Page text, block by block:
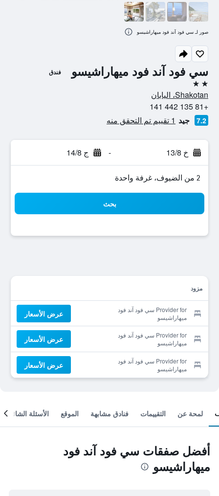
سي فود آند فود ميهاراشيسو فندق
2 نجمتين
Shakotan، اليابان
+81 135 442 141
7.2 جيد 1 تقييم تم التحقق منه
خ 13/8 - ج 14/8
2 من الضيوف، غرفة واحدة
بحث
مزود
Provider for سي فود آند فود
ميهاراشيسو
عرض الأسعار
Provider for سي فود آند فود
ميهاراشيسو
عرض الأسعار
Provider for سي فود آند فود
ميهاراشيسو
عرض الأسعار
صور لـ سي فود آند فود ميهاراشيسو
لمحة عن التقييمات فنادق مشابهة الموقع الأسئلة الشائعة
أفضل صفقات سي فود آند فود
ميهاراشيسو